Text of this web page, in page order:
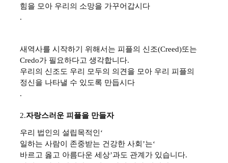
힘을 모아 우리의 소망을 가꾸어갑시다
.
새역사를 시작하기 위해서는 피플의 신조(Creed)또는
Credo가 필요하다고 생각합니다.
우리의 신조도 우리 모두의 의견을 모아 우리 피플의
정신을 나타낼 수 있도록 만듭시다
.
2.자랑스러운 피플을 만들자
우리 법인의 설립목적인 ‘
일하는 사람이 존중받는 건강한 사회 ’는‘
바르고 옳고 아름다운 세상’과도 관계가 있습니다.